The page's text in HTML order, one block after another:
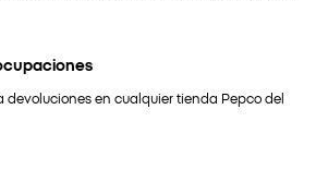
devoluciones en cualquier tienda Pepco del